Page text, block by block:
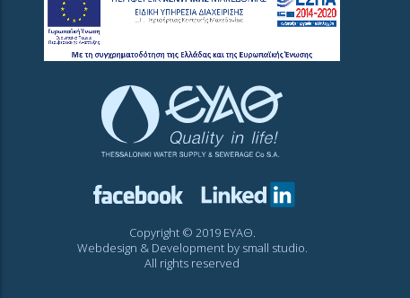
Copyright © 2019 ΕΥΑΘ.
Webdesign & Development by small studio.
All rights reserved